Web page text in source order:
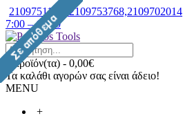
2109751182, 2109753768,2109702014
7:00 – 14:30
0 προϊόν(τα) - 0,00€
Τα καλάθι αγορών σας είναι άδειο!
MENU
+